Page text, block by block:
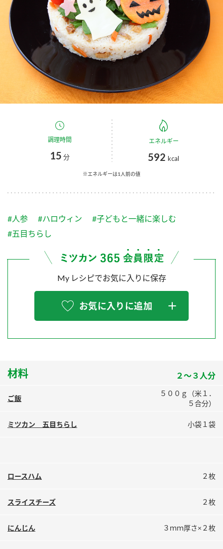
お酢ドリンク ぽん酢
みりん風・料理酒
つゆ たれ
スープ 中華
ふりかけ おすしの素
炊き込みご飯の素 米飯用調味液
Fibee
ブランド・スペシャルサイト
ブランド・スペシャルサイト トップ
商品ブランドサイト
Fibee（ファイビー）
くらしプラ酢
お酢ドリンク
つゆ
納豆のサイト
三ツ判山吹
スペシャルサイト
お酢を知ろう！
すしラボ
納豆の豆知識
ロングセラー商品 ＋ おすすめレシピ
企業情報
国内事業概要
企業理念
ミツカンの歴史
ミツカンを知る
環境への取り組み
MIM（ミツカンミュージアム）
お客様相談センター
お客様の声をいかしました
販売終了製品のご案内
よくあるご質問
調理時間
15 分
エネルギー
592 kcal
※エネルギーは1人前の値
#人参 #ハロウィン
#子どもと一緒に楽しむ
#五目ちらし
My レシピでお気に入りに保存
お気に入りに追加
材料 ２～３人分
ご飯
５００ｇ（米１．
５合分）
ミツカン 五目ちらし 小袋１袋
ロースハム ２枚
スライスチーズ ２枚
にんじん ３ｍｍ厚さ×２枚